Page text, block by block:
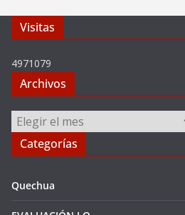
Visitas
4971079
Archivos
Archivos
Categorías
Quechua